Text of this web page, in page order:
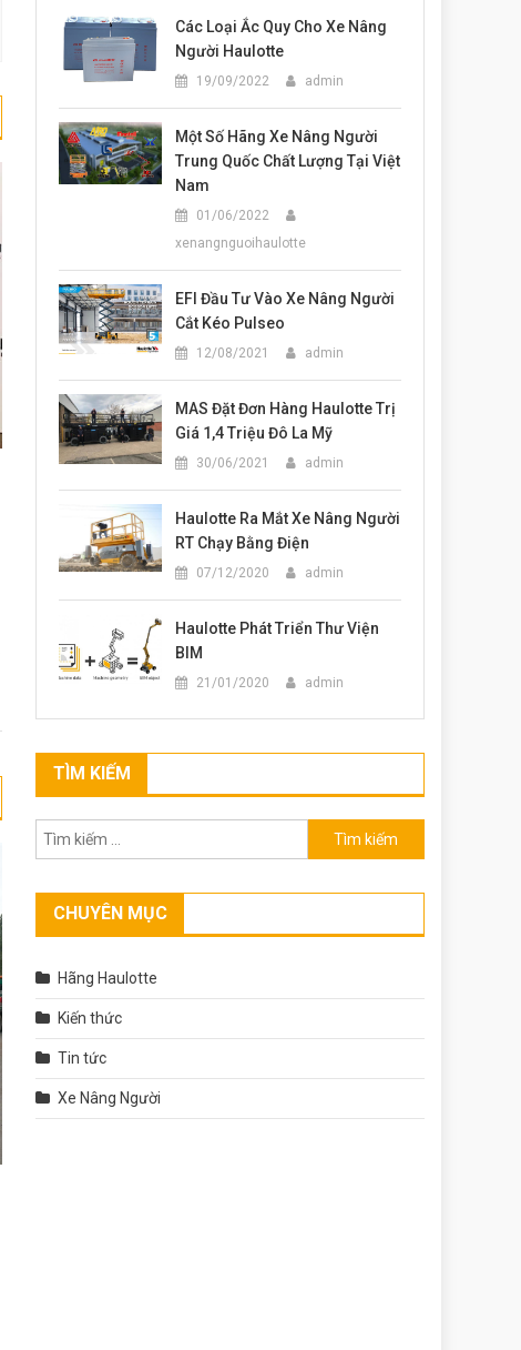
Các Loại Ắc Quy Cho Xe Nâng
Người Haulotte
19/09/2022 admin
Một Số Hãng Xe Nâng Người
Trung Quốc Chất Lượng Tại Việt
Nam
01/06/2022
xenangnguoihaulotte
EFI Đầu Tư Vào Xe Nâng Người
Cắt Kéo Pulseo
12/08/2021 admin
MAS Đặt Đơn Hàng Haulotte Trị
Giá 1,4 Triệu Đô La Mỹ
30/06/2021 admin
Haulotte Ra Mắt Xe Nâng Người
RT Chạy Bằng Điện
07/12/2020 admin
Haulotte Phát Triển Thư Viện
BIM
21/01/2020 admin
TÌM KIẾM
CHUYÊN MỤC
Hãng Haulotte
Kiến thức
Tin tức
Xe Nâng Người